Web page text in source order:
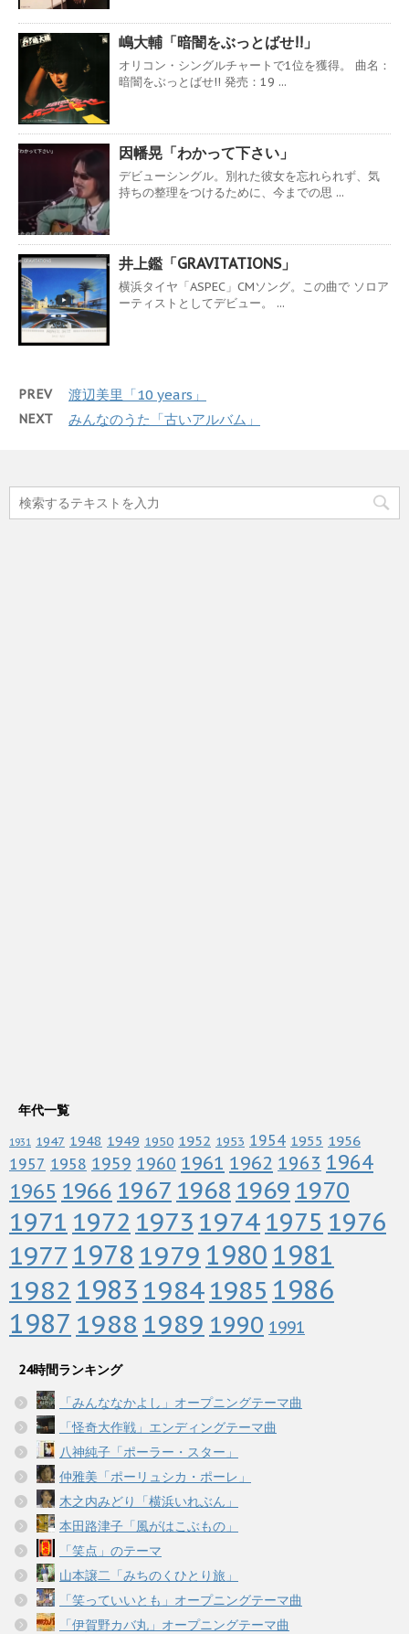
嶋大輔「暗闇をぶっとばせ!!」
オリコン・シングルチャートで1位を獲得。 曲名：
暗闇をぶっとばせ!! 発売：19 ...
因幡晃「わかって下さい」
デビューシングル。別れた彼女を忘れられず、気
持ちの整理をつけるために、今までの思 ...
井上鑑「GRAVITATIONS」
横浜タイヤ「ASPEC」CMソング。この曲で ソロア
ーティストとしてデビュー。 ...
PREV 渡辺美里「10 years」
NEXT みんなのうた「古いアルバム」
年代一覧
1931 1947 1948 1949 1950 1952 1953 1954 1955 1956
1957 1958 1959 1960 1961 1962 1963 1964
1965 1966 1967 1968 1969 1970
1971 1972 1973 1974 1975 1976
1977 1978 1979 1980 1981
1982 1983 19841985 1986
1987 1988 1989 1990 1991
24時間ランキング
「みんななかよし」オープニングテーマ曲
「怪奇大作戦」エンディングテーマ曲
八神純子「ポーラー・スター」
仲雅美「ポーリュシカ・ポーレ」
木之内みどり「横浜いれぶん」
本田路津子「風がはこぶもの」
「笑点」のテーマ
山本譲二「みちのくひとり旅」
「笑っていいとも」オープニングテーマ曲
「伊賀野カバ丸」オープニングテーマ曲